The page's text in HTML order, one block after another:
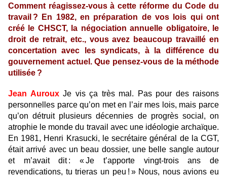
Comment réagissez-vous à cette réforme du Code du
travail ? En 1982, en préparation de vos lois qui ont
créé le CHSCT, la négociation annuelle obligatoire, le
droit de retrait, etc., vous avez beaucoup travaillé en
concertation avec les syndicats, à la différence du
gouvernement actuel. Que pensez-vous de la méthode
utilisée ?
Jean AurouxJe vis ça très mal. Pas pour des raisons
personnelles parce qu’on met en l’air mes lois, mais parce
qu’on détruit plusieurs décennies de progrès social, on
atrophie le monde du travail avec une idéologie archaïque.
En 1981, Henri Krasucki, le secrétaire général de la CGT,
était arrivé avec un beau dossier, une belle sangle autour
et m’avait dit : « Je t’apporte vingt-trois ans de
revendications, tu trieras un peu ! » Nous, nous avions eu